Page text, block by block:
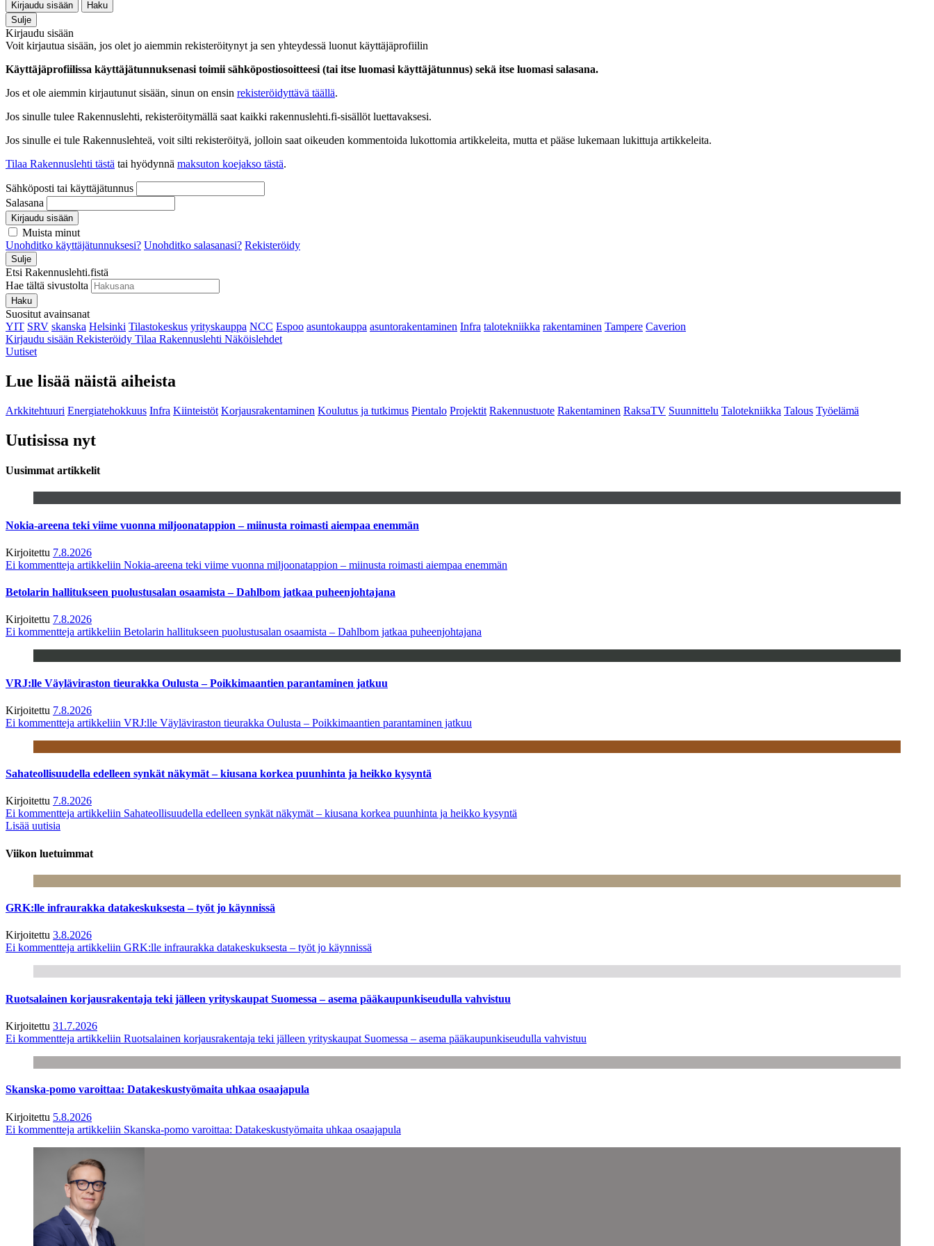
Kirjaudu sisään
Haku
Sulje
Kirjaudu sisään
Voit kirjautua sisään, jos olet jo aiemmin rekisteröitynyt ja sen yhteydessä luonut käyttäjäprofiilin
Käyttäjäprofiilissa käyttäjätunnuksenasi toimii sähköpostiosoitteesi (tai itse luomasi käyttäjätunnus) sekä itse luomasi salasana.
Jos et ole aiemmin kirjautunut sisään, sinun on ensin rekisteröidyttävä täällä.
Jos sinulle tulee Rakennuslehti, rekisteröitymällä saat kaikki rakennuslehti.fi-sisällöt luettavaksesi.
Jos sinulle ei tule Rakennuslehteä, voit silti rekisteröityä, jolloin saat oikeuden kommentoida lukottomia artikkeleita, mutta et pääse lukemaan lukittuja artikkeleita.
Tilaa Rakennuslehti tästä tai hyödynnä maksuton koejakso tästä.
Sähköposti tai käyttäjätunnus
Salasana
Kirjaudu sisään
Muista minut
Unohditko käyttäjätunnuksesi? Unohditko salasanasi? Rekisteröidy
Sulje
Etsi Rakennuslehti.fistä
Hae tältä sivustolta
Haku
Suositut avainsanat
YIT SRV skanska Helsinki Tilastokeskus yrityskauppa NCC Espoo asuntokauppa asuntorakentaminen Infra talotekniikka rakentaminen Tampere Caverion
Kirjaudu sisään Rekisteröidy Tilaa Rakennuslehti Näköislehdet
Uutiset
Lue lisää näistä aiheista
Arkkitehtuuri Energiatehokkuus Infra Kiinteistöt Korjausrakentaminen Koulutus ja tutkimus Pientalo Projektit Rakennustuote Rakentaminen RaksaTV Suunnittelu Talotekniikka Talous Työelämä
Uutisissa nyt
Uusimmat artikkelit
Nokia-areena teki viime vuonna miljoonatappion – miinusta roimasti aiempaa enemmän
Kirjoitettu 7.8.2026
Ei kommentteja artikkeliin Nokia-areena teki viime vuonna miljoonatappion – miinusta roimasti aiempaa enemmän
Betolarin hallitukseen puolustusalan osaamista – Dahlbom jatkaa puheenjohtajana
Kirjoitettu 7.8.2026
Ei kommentteja artikkeliin Betolarin hallitukseen puolustusalan osaamista – Dahlbom jatkaa puheenjohtajana
VRJ:lle Väyläviraston tieurakka Oulusta – Poikkimaantien parantaminen jatkuu
Kirjoitettu 7.8.2026
Ei kommentteja artikkeliin VRJ:lle Väyläviraston tieurakka Oulusta – Poikkimaantien parantaminen jatkuu
Sahateollisuudella edelleen synkät näkymät – kiusana korkea puunhinta ja heikko kysyntä
Kirjoitettu 7.8.2026
Ei kommentteja artikkeliin Sahateollisuudella edelleen synkät näkymät – kiusana korkea puunhinta ja heikko kysyntä
Lisää uutisia
Viikon luetuimmat
GRK:lle infraurakka datakeskuksesta – työt jo käynnissä
Kirjoitettu 3.8.2026
Ei kommentteja artikkeliin GRK:lle infraurakka datakeskuksesta – työt jo käynnissä
Ruotsalainen korjausrakentaja teki jälleen yrityskaupat Suomessa – asema pääkaupunkiseudulla vahvistuu
Kirjoitettu 31.7.2026
Ei kommentteja artikkeliin Ruotsalainen korjausrakentaja teki jälleen yrityskaupat Suomessa – asema pääkaupunkiseudulla vahvistuu
Skanska-pomo varoittaa: Datakeskustyömaita uhkaa osaajapula
Kirjoitettu 5.8.2026
Ei kommentteja artikkeliin Skanska-pomo varoittaa: Datakeskustyömaita uhkaa osaajapula